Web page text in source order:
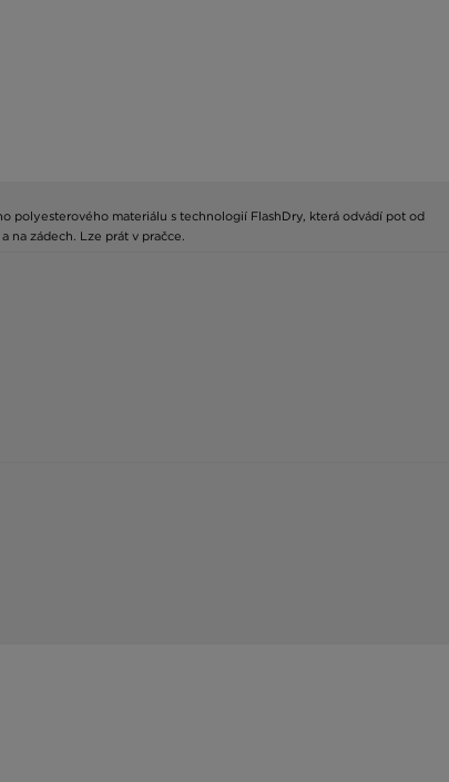
polyesterového materiálu s technologií FlashDry, která odvádí pot od
na zádech. Lze prát v pračce.